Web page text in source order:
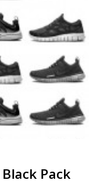
Pack